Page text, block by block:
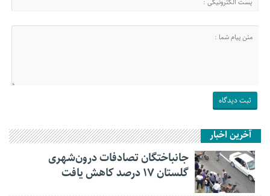
آخرین اخبار
جانباختگان تصادفات درون‌شهری
گلستان ۱۷ درصد کاهش یافت